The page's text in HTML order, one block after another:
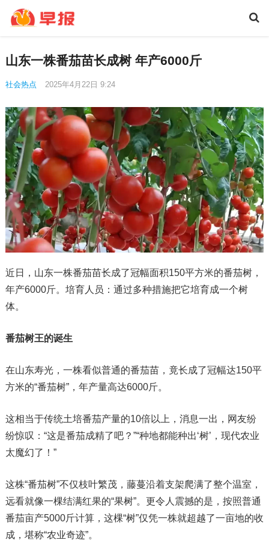
山东一株番茄苗长成树 年产6000斤
社会热点 2025年4月22日 9:24
近日，山东一株番茄苗长成了冠幅面积150平方米的番茄树，
年产6000斤。培育人员：通过多种措施把它培育成一个树
体。
番茄树王的诞生
在山东寿光，一株看似普通的番茄苗，竟长成了冠幅达150平
方米的“番茄树”，年产量高达6000斤。
这相当于传统土培番茄产量的10倍以上，消息一出，网友纷
纷惊叹：“这是番茄成精了吧？”“种地都能种出‘树’，现代农业
太魔幻了！”
这株“番茄树”不仅枝叶繁茂，藤蔓沿着支架爬满了整个温室，
远看就像一棵结满红果的“果树”。更令人震撼的是，按照普通
番茄亩产5000斤计算，这棵“树”仅凭一株就超越了一亩地的收
成，堪称“农业奇迹”。